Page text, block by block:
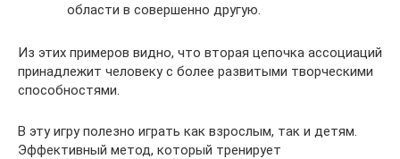
области в совершенно другую.
Из этих примеров видно, что вторая цепочка ассоциаций
принадлежит человеку с более развитыми творческими
способностями.
В эту игру полезно играть как взрослым, так и детям.
Эффективный метод, который тренирует